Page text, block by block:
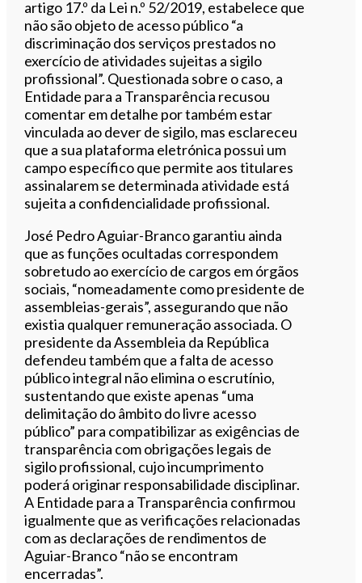
artigo 17.º da Lei n.º 52/2019, estabelece que
não são objeto de acesso público “a
discriminação dos serviços prestados no
exercício de atividades sujeitas a sigilo
profissional”. Questionada sobre o caso, a
Entidade para a Transparência recusou
comentar em detalhe por também estar
vinculada ao dever de sigilo, mas esclareceu
que a sua plataforma eletrónica possui um
campo específico que permite aos titulares
assinalarem se determinada atividade está
sujeita a confidencialidade profissional.
José Pedro Aguiar-Branco garantiu ainda
que as funções ocultadas correspondem
sobretudo ao exercício de cargos em órgãos
sociais, “nomeadamente como presidente de
assembleias-gerais”, assegurando que não
existia qualquer remuneração associada. O
presidente da Assembleia da República
defendeu também que a falta de acesso
público integral não elimina o escrutínio,
sustentando que existe apenas “uma
delimitação do âmbito do livre acesso
público” para compatibilizar as exigências de
transparência com obrigações legais de
sigilo profissional, cujo incumprimento
poderá originar responsabilidade disciplinar.
A Entidade para a Transparência confirmou
igualmente que as verificações relacionadas
com as declarações de rendimentos de
Aguiar-Branco “não se encontram
encerradas”.